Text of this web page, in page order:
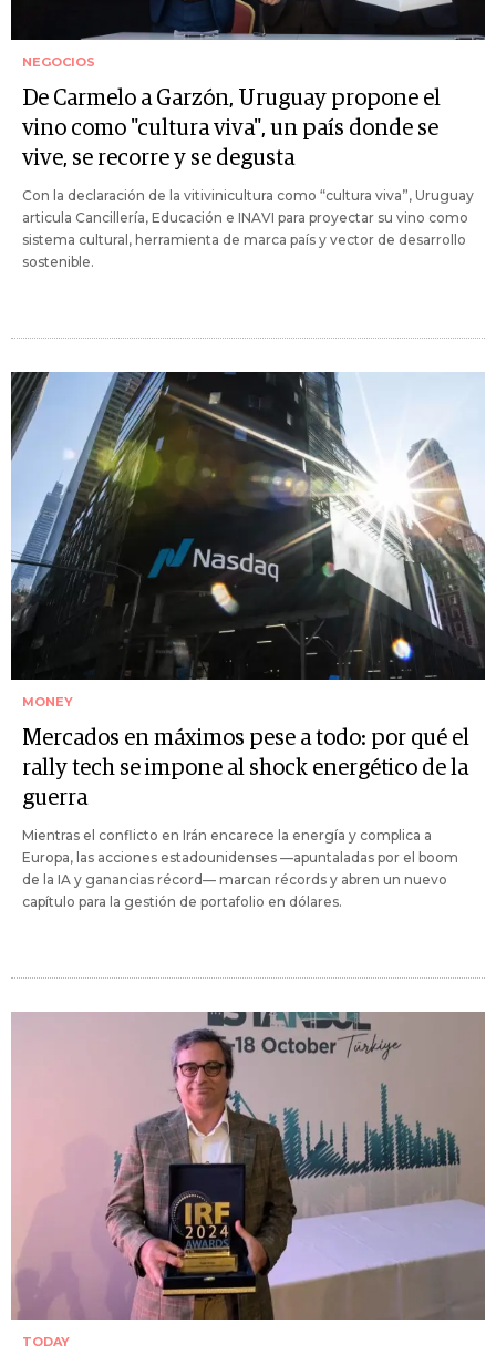
NEGOCIOS
De Carmelo a Garzón, Uruguay propone el
vino como "cultura viva", un país donde se
vive, se recorre y se degusta
Con la declaración de la vitivinicultura como “cultura viva”, Uruguay
articula Cancillería, Educación e INAVI para proyectar su vino como
sistema cultural, herramienta de marca país y vector de desarrollo
sostenible.
MONEY
Mercados en máximos pese a todo: por qué el
rally tech se impone al shock energético de la
guerra
Mientras el conflicto en Irán encarece la energía y complica a
Europa, las acciones estadounidenses —apuntaladas por el boom
de la IA y ganancias récord— marcan récords y abren un nuevo
capítulo para la gestión de portafolio en dólares.
TODAY